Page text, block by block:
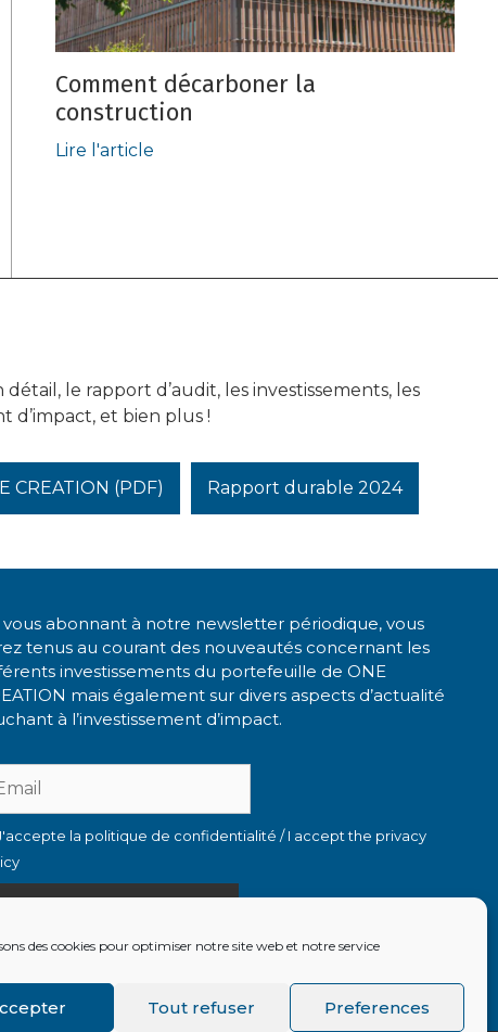
des cookies pour optimiser notre site web et notre service
Tout refuser Preferences
Comment décarboner la
construction
Lire l'article
le rapport d’audit, les investissements, les
d’impact, et bien plus !
CREATION (PDF) Rapport durable 2024
vous abonnant à notre newsletter périodique, vous
tenus au courant des nouveautés concernant les
investissements du portefeuille de ONE
mais également sur divers aspects d’actualité
à l’investissement d’impact.
la politique de confidentialité / I accept the privacy